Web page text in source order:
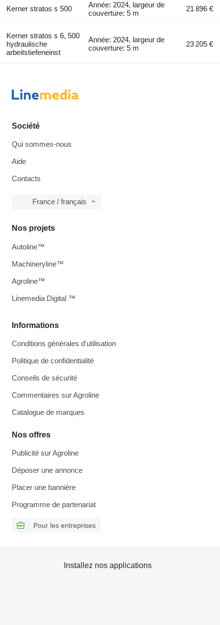
Kerner stratos s 500
Année: 2024, largeur de
couverture: 5 m
21 896 €
Kerner stratos s 6, 500
hydraulische
arbeitstiefeneinst
Année: 2024, largeur de
couverture: 5 m
23 205 €
Société
Qui sommes-nous
Aide
Contacts
France / français
Informations
Conditions générales d'utilisation
Politique de confidentialité
Conseils de sécurité
Commentaires sur Agroline
Catalogue de marques
Nos offres
Publicité sur Agroline
Déposer une annonce
Placer une bannière
Programme de partenariat
Pour les entreprises
Nos projets
Autoline™
Machineryline™
Agroline™
Linemedia Digital ™
Installez nos applications